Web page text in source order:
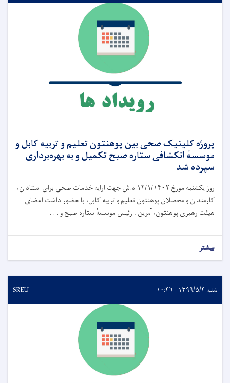
پروژه کلینیک صحی بین پوهنتون تعلیم و تربیه کابل و
موسسهٔ انکشافی ستاره صبح تکمیل و به بهره‌برداری
سپرده شد
روز یکشنبه مورخ ١٢/١/١۴٠٢ ه.ش جهت ارایه خدمات صحی برای استادان،
کارمندان و محصلان پوهنتون تعلیم و تربیه کابل، با حضور داشت اعضای
هیئت رهبری پوهنتون، آمرین ، رئیس موسسهٔ ستاره صبح و . . .
بیشتر
شنبه ۱۳۹۹/۵/۴ - ۱۰:۴۶ SREU